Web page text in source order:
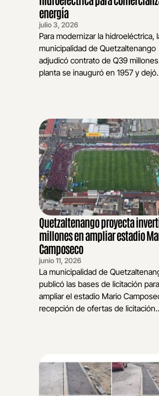
energía
julio 3, 2026
Para modernizar la hidroeléctrica,
municipalidad de Quetzaltenango
adjudicó contrato de Q39
planta se inauguró en 1957 y
Quetzaltenango proyecta
millones en ampliar estadio
Camposeco
junio 11, 2026
La municipalidad de
publicó las bases de licitación para
ampliar el estadio Mario
recepción de ofertas de